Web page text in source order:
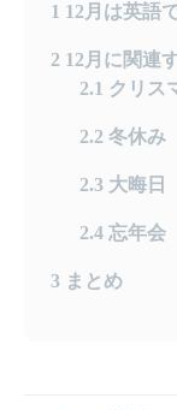
1 12月は英語
2 12月に関連
2.1 クリス
2.2 冬休み
2.3 大晦日
2.4 忘年会
3 まとめ